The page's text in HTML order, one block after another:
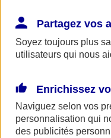
Partagez vos
Soyez toujours plus
utilisateurs qui nous
Enrichissez
Naviguez selon vos
personnalisation qui
des publicités